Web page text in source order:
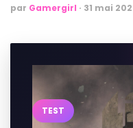
par Gamergirl · 31 mai
TEST